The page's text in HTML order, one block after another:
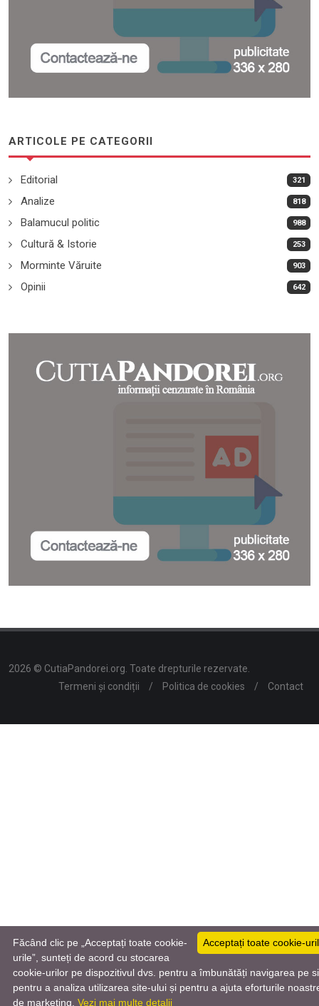
Română
ARTICOLE PE CATEGORII
Editorial 321
Analize 818
Balamucul politic 988
Cultură & Istorie 253
Morminte Văruite 903
Opinii 642
2026 © CutiaPandorei.org. Toate drepturile rezervate.
Termeni și condiții
/ Politica de cookies / Contact
Acceptați toate cookie-
Făcând clic pe „Acceptați toate cookie-
urile”, sunteți de acord cu stocarea
cookie-urilor pe dispozitivul dvs. pentru a îmbunătăți navigarea pe
pentru a analiza utilizarea site-ului și pentru a ajuta eforturile
de marketing. Vezi mai multe detalii